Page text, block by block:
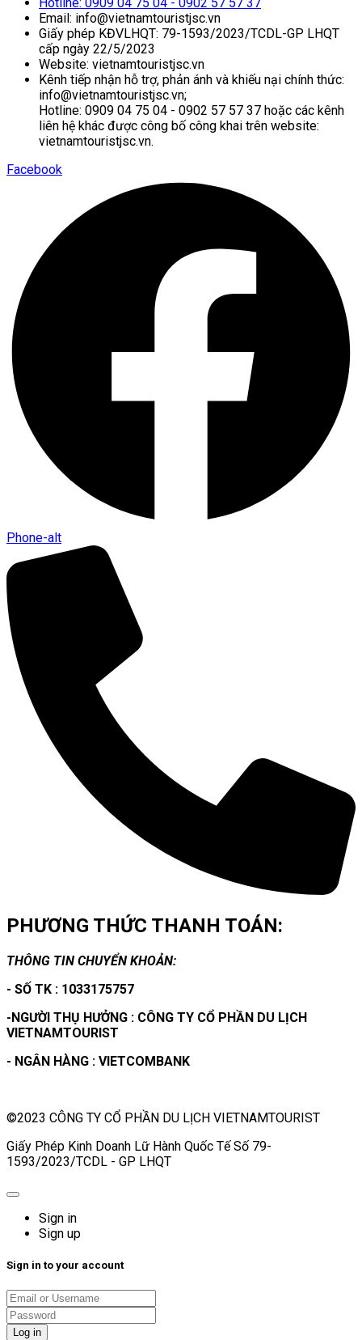
Hotline: 0909 04 75 04 - 0902 57 57 37
Email: info@vietnamtouristjsc.vn
Giấy phép KĐVLHQT: 79-1593/2023/TCDL-GP LHQT
cấp ngày 22/5/2023
Website: vietnamtouristjsc.vn
Kênh tiếp nhận hỗ trợ, phản ánh và khiếu nại chính thức:
info@vietnamtouristjsc.vn;
Hotline: 0909 04 75 04 - 0902 57 57 37 hoặc các kênh
liên hệ khác được công bố công khai trên website:
vietnamtouristjsc.vn.
Facebook
Phone-alt
PHƯƠNG THỨC THANH TOÁN:
THÔNG TIN CHUYỂN KHOẢN:
- SỐ TK : 1033175757
-NGƯỜI THỤ HƯỞNG : CÔNG TY CỔ PHẦN DU LỊCH
VIETNAMTOURIST
- NGÂN HÀNG : VIETCOMBANK
©2023 CÔNG TY CỔ PHẦN DU LỊCH VIETNAMTOURIST
Giấy Phép Kinh Doanh Lữ Hành Quốc Tế Số 79-
1593/2023/TCDL - GP LHQT
Sign in
Sign up
Sign in to your account